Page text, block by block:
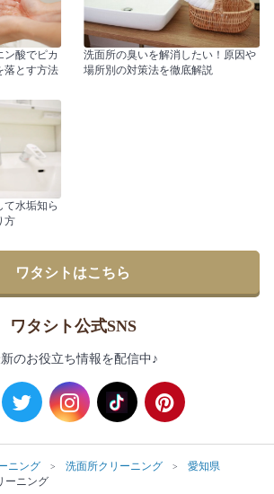
ン酸でピカ
落とす方法
洗面所の臭いを解消したい！原因や
場所別の対策法を徹底解説
て水垢知ら
方
ワタシトはこちら
ワタシト公式SNS
のお役立ち情報を配信中♪
ニング 洗面所クリーニング
愛知県
ーニング